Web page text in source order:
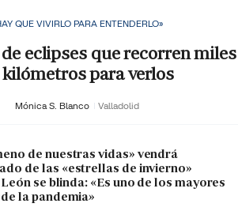
QUE VIVIRLO PARA ENTENDERLO»
eclipses que recorren miles
para verlos
Mónica S. Blanco Valladolid
de nuestras vidas» vendrá
de las «estrellas de invierno»
se blinda: «Es uno de los mayores
la pandemia»